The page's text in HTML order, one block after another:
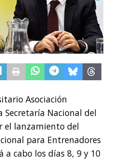
Asociación
Secretaría Nacional del
el lanzamiento del
para Entrenadores
a cabo los días 8, 9 y 10